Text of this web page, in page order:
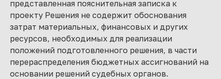
представленная пояснительная записка к
проекту Решения не содержит обоснования
затрат материальных, финансовых и других
ресурсов, необходимых для реализации
положений подготовленного решения, в части
перераспределения бюджетных ассигнований на
основании решений судебных органов.